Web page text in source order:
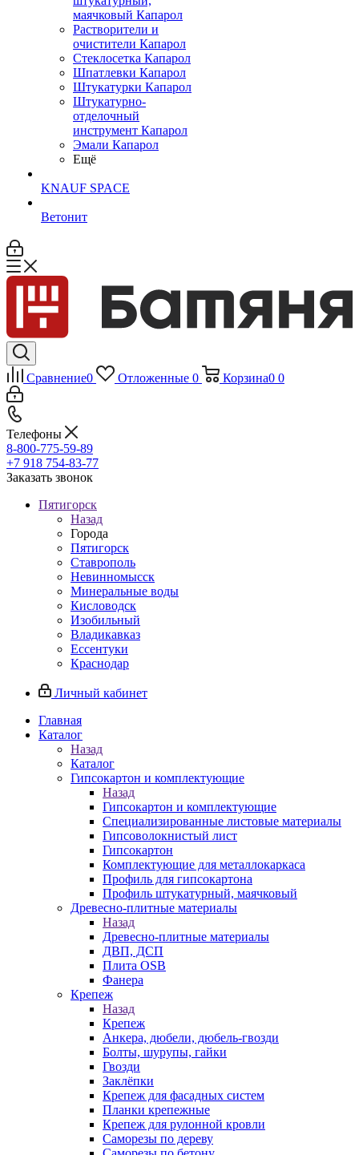
маячковый Капарол
Растворители и
очистители Капарол
Cтеклосетка Капарол
Шпатлевки Капарол
Штукатурки Капарол
Штукатурно-
отделочный
инструмент Капарол
Эмали Капарол
Ещё
KNAUF SPACE
Ветонит
Сравнение0 Отложенные 0 Корзина0 0
Телефоны
8-800-775-59-89
+7 918 754-83-77
Заказать звонок
Пятигорск
Назад
Города
Пятигорск
Ставрополь
Невинномысск
Минеральные воды
Кисловодск
Изобильный
Владикавказ
Ессентуки
Краснодар
Личный кабинет
Главная
Каталог
Назад
Каталог
Гипсокартон и комплектующие
Назад
Гипсокартон и комплектующие
Специализированные листовые материалы
Гипсоволокнистый лист
Гипсокартон
Комплектующие для металлокаркаса
Профиль для гипсокартона
Профиль штукатурный, маячковый
Древесно-плитные материалы
Назад
Древесно-плитные материалы
ДВП, ДСП
Плита OSB
Фанера
Крепеж
Назад
Крепеж
Анкера, дюбели, дюбель-гвозди
Болты, шурупы, гайки
Гвозди
Заклёпки
Крепеж для фасадных систем
Планки крепежные
Крепеж для рулонной кровли
Саморезы по дереву